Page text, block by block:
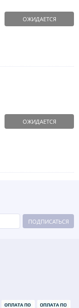
ОЖИДАЕТСЯ
ОЖИДАЕТСЯ
ПОДПИСАТЬСЯ